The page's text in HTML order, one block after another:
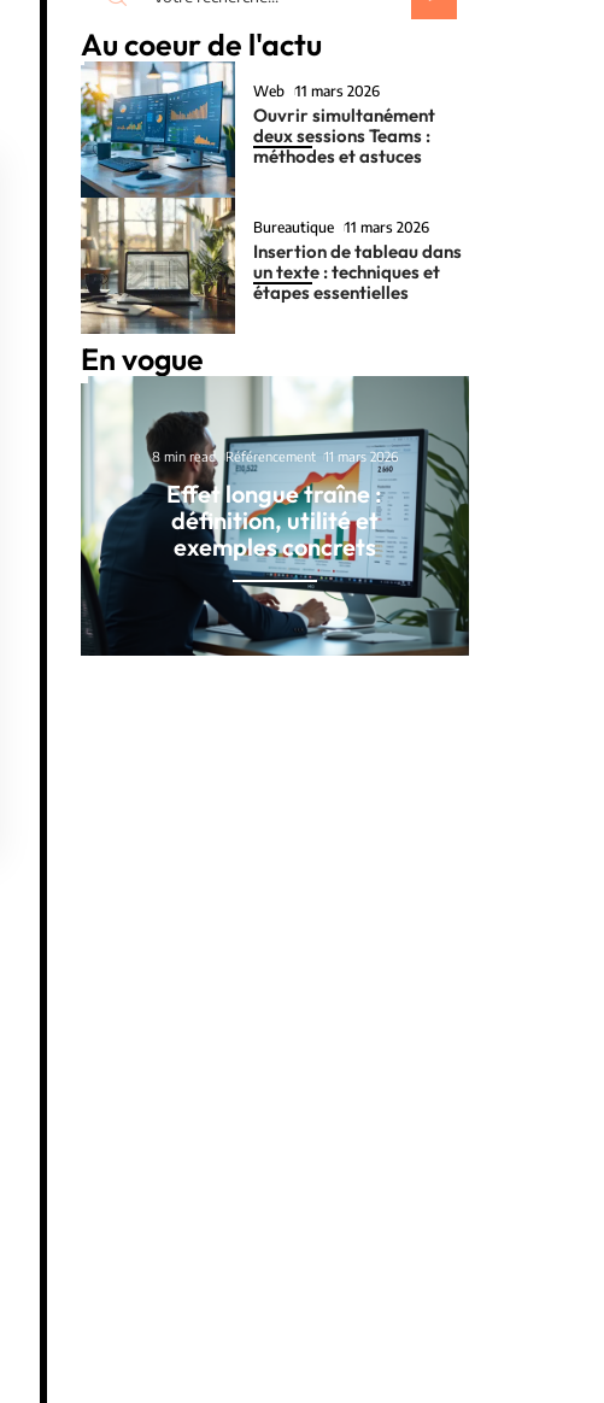
Au coeur de l'actu
Web 11 mars 2026
Ouvrir simultanément
deux sessions Teams :
méthodes et astuces
Bureautique 11 mars 2026
Insertion de tableau dans
un texte : techniques et
étapes essentielles
En vogue
8 min read Référencement 11 mars 2026
Effet longue traîne :
définition, utilité et
exemples concrets